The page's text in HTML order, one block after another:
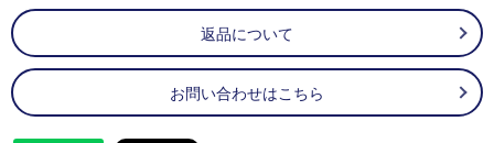
返品について
お問い合わせはこちら